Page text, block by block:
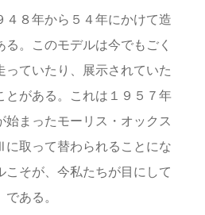
４８年から５４年にかけて造
る。このモデルは今でもごく
っていたり、展示されていた
とがある。これは１９５７年
始まったモーリス・オックス
取って替わられることにな
こそが、今私たちが目にして
ある。